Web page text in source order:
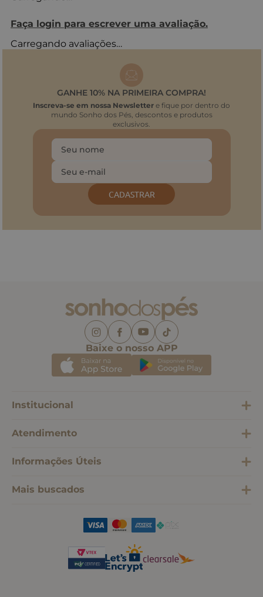
Faça login para escrever uma avaliação.
Carregando avaliações…
GANHE 10% NA PRIMEIRA COMPRA!
Inscreva-se em nossa Newsletter e fique por dentro do
mundo Sonho dos Pés, descontos e produtos
exclusivos.
CADASTRAR
Baixe o nosso APP
Institucional
Atendimento
Informações Úteis
Mais buscados